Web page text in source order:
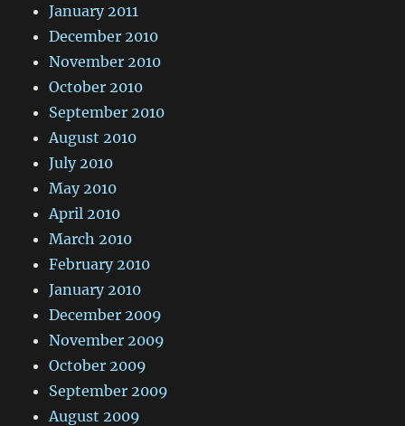
January 2011
December 2010
November 2010
October 2010
September 2010
August 2010
July 2010
May 2010
April 2010
March 2010
February 2010
January 2010
December 2009
November 2009
October 2009
September 2009
August 2009